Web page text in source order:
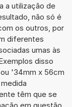
a utilização de
não só é
os outros, por
diferentes
umas às
disso
'34mm x 56cm
têm que se
em questão.